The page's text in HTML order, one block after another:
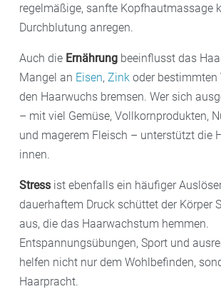
regelmäßige, sanfte Kopfhautmassage
Durchblutung anregen.
Auch die Ernährung beeinflusst das
Mangel an Eisen, Zink oder
den Haarwuchs bremsen. Wer sich
– mit viel Gemüse, Vollkornprodukten,
und magerem Fleisch – unterstützt die
innen.
Stress ist ebenfalls ein häufiger
dauerhaftem Druck schüttet der Körper
aus, die das Haarwachstum hemmen.
Entspannungsübungen, Sport und
helfen nicht nur dem Wohlbefinden,
Haarpracht.